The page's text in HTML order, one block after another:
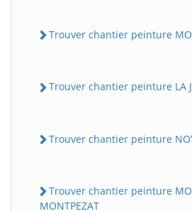
Trouver chantier peinture
Trouver chantier peinture LA
Trouver chantier peinture
Trouver chantier peinture
MONTPEZAT